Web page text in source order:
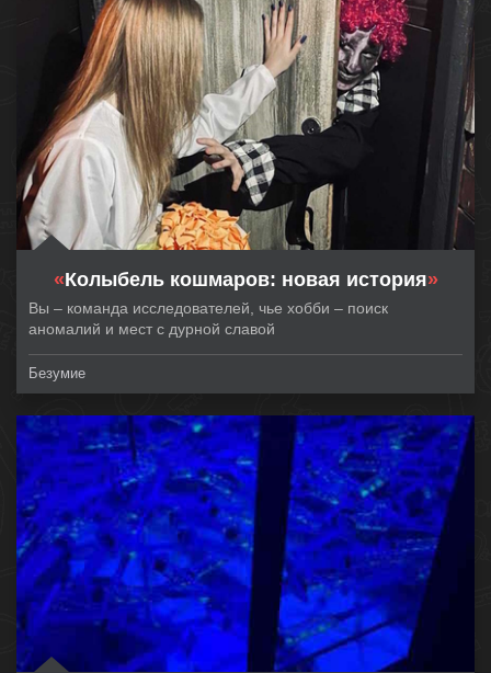
«Колыбель кошмаров: новая история»
Вы – команда исследователей, чье хобби – поиск
аномалий и мест с дурной славой
Безумие